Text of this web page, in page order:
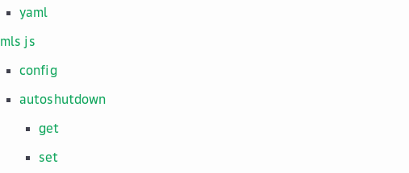
yaml
mls js
config
autoshutdown
get
set